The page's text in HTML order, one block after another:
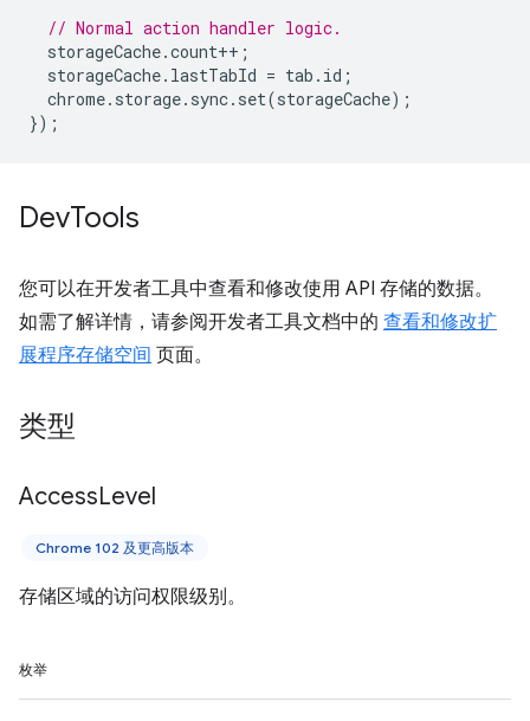
// Normal action handler logic.
storageCache.count++ ;
storageCache. lastTabId = tab . id ;
chrome. storage. sync. set(storageCache);
});
DevTools
您可以在开发者工具中查看和修改使用 API 存储的数据。
如需了解详情，请参阅开发者工具文档中的 查看和修改扩
展程序存储空间 页面。
类型
AccessLevel
Chrome 102 及更高版本
存储区域的访问权限级别。
枚举